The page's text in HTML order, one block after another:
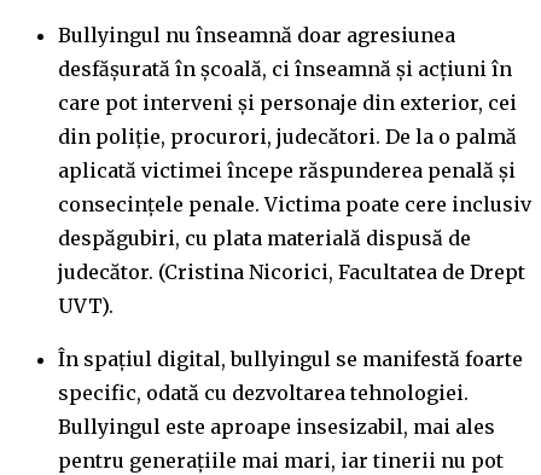
Bullyingul nu înseamnă doar agresiunea
desfășurată în școală, ci înseamnă și acțiuni în
care pot interveni și personaje din exterior, cei
din poliție, procurori, judecători. De la o palmă
aplicată victimei începe răspunderea penală și
consecințele penale. Victima poate cere inclusiv
despăgubiri, cu plata materială dispusă de
judecător. (Cristina Nicorici, Facultatea de Drept
UVT).
În spațiul digital, bullyingul se manifestă foarte
specific, odată cu dezvoltarea tehnologiei.
Bullyingul este aproape insesizabil, mai ales
pentru generațiile mai mari, iar tinerii nu pot